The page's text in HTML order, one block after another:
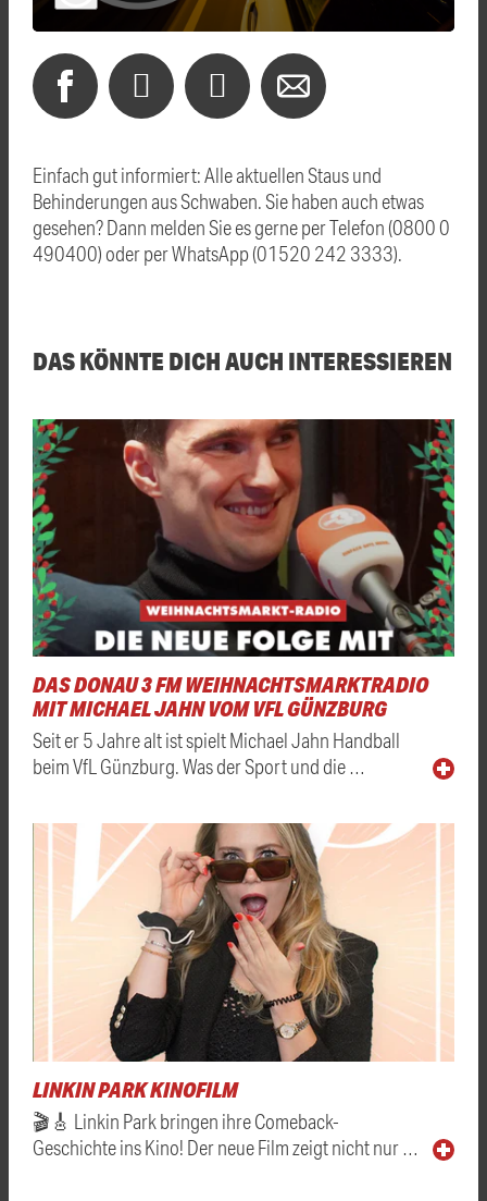
Einfach gut informiert: Alle aktuellen Staus und
Behinderungen aus Schwaben. Sie haben auch etwas
gesehen? Dann melden Sie es gerne per Telefon (0800 0
490400) oder per WhatsApp (01520 242 3333).
DAS KÖNNTE DICH AUCH INTERESSIEREN
DAS DONAU 3 FM WEIHNACHTSMARKTRADIO
MIT MICHAEL JAHN VOM VFL GÜNZBURG
Seit er 5 Jahre alt ist spielt Michael Jahn Handball
beim VfL Günzburg. Was der Sport und die …
LINKIN PARK KINOFILM
🎬🎸 Linkin Park bringen ihre Comeback-
Geschichte ins Kino! Der neue Film zeigt nicht nur …